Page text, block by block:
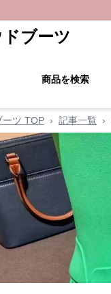
ブーツ
商品を検索
ーツ TOP › 記事一覧 ›